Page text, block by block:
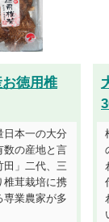
徳用椎
日本一の大分
数の産地と言
田」二代、三
椎茸栽培に携
専業農家が多